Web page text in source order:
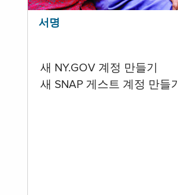
서명
새 NY.GOV 계정 만들기
새 SNAP 게스트 계정 만들기